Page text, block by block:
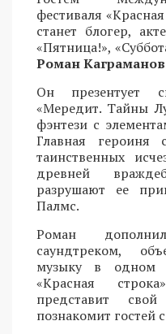
фестиваля
станет блогер,
«Пятница!»,
Роман Каграманов
Он презентует
«Мередит. Тайны
фэнтези с
Главная героиня
таинственных
древней
разрушают ее
Палмс.
Роман
саундтреком,
музыку в одном
«Красная
представит
познакомит